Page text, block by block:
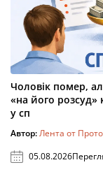
Чоловік помер,
«на його
у сп
Автор:Лента от
05.08.2026